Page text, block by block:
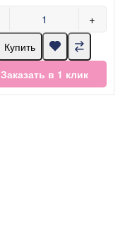
+
Купить
Заказать в 1 клик